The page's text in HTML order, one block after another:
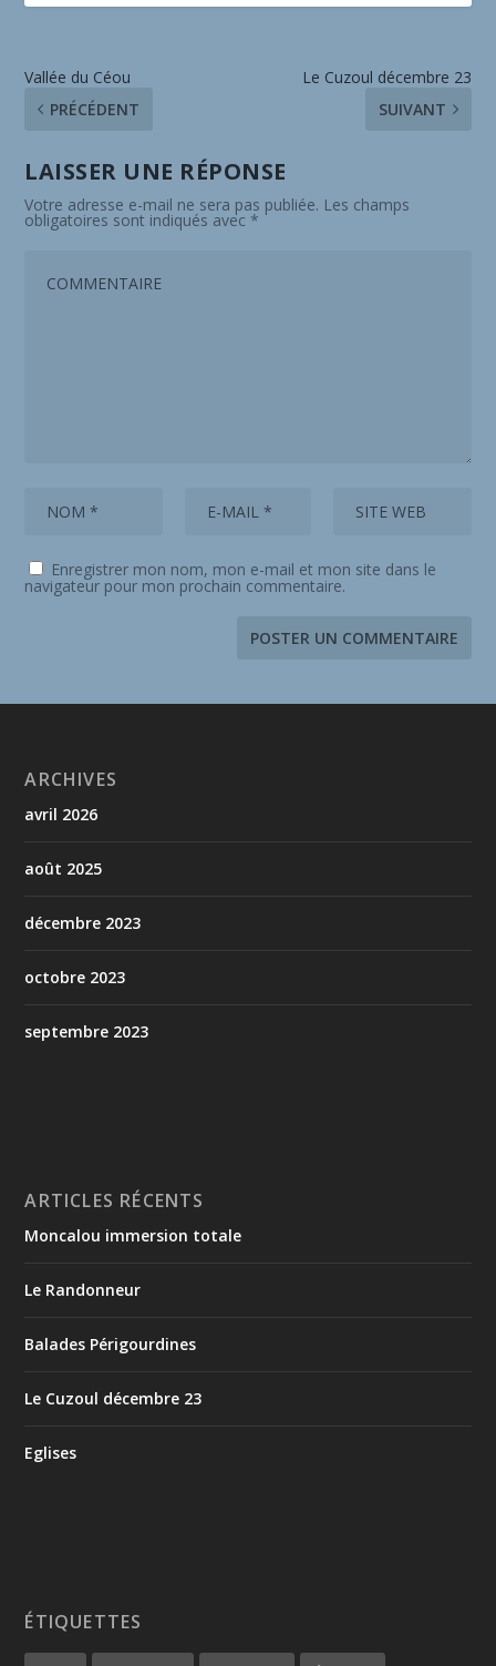
Vallée du Céou
PRÉCÉDENT
Le Cuzoul décembre 23
SUIVANT
LAISSER UNE RÉPONSE
Votre adresse e-mail ne sera pas publiée. Les champs
obligatoires sont indiqués avec*
Enregistrer mon nom, mon e-mail et mon site dans le
navigateur pour mon prochain commentaire.
ARCHIVES
avril 2026
août 2025
décembre 2023
octobre 2023
septembre 2023
ARTICLES RÉCENTS
Moncalou immersion totale
Le Randonneur
Balades Périgourdines
Le Cuzoul décembre 23
Eglises
ÉTIQUETTES